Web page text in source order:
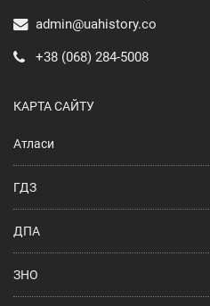
admin@uahistory.co
+38 (068) 284-5008
КАРТА САЙТУ
Атласи
ГДЗ
ДПА
ЗНО